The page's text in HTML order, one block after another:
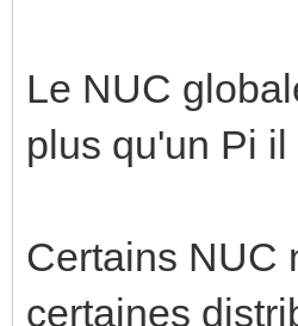
Le NUC
plus qu'un Pi
Certains NUC
certaines